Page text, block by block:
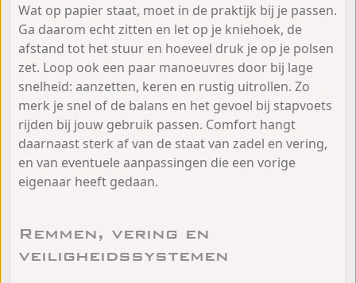
Wat op papier staat, moet in de praktijk bij je passen.
Ga daarom echt zitten en let op je kniehoek, de
afstand tot het stuur en hoeveel druk je op je polsen
zet. Loop ook een paar manoeuvres door bij lage
snelheid: aanzetten, keren en rustig uitrollen. Zo
merk je snel of de balans en het gevoel bij stapvoets
rijden bij jouw gebruik passen. Comfort hangt
daarnaast sterk af van de staat van zadel en vering,
en van eventuele aanpassingen die een vorige
eigenaar heeft gedaan.
Remmen, vering en
veiligheidssystemen